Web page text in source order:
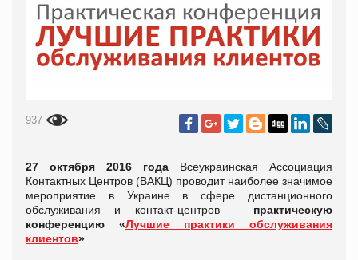
937
27 октября 2016 года Всеукраинская Ассоциация
Контактных Центров (ВАКЦ) проводит наиболее значимое
мероприятие в Украине в сфере дистанционного
обслуживания и контакт-центров – практическую
конференцию «Лучшие практики обслуживания
клиентов»